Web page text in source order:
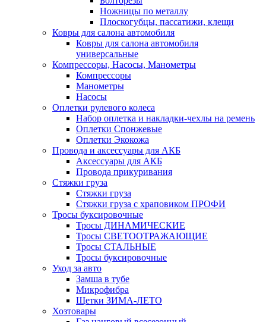
Ножницы по металлу
Плоскогубцы, пассатижи, клещи
Ковры для салона автомобиля
Ковры для салона автомобиля
универсальные
Компрессоры, Насосы, Манометры
Компрессоры
Манометры
Насосы
Оплетки рулевого колеса
Набор оплетка и накладки-чехлы на ремень
Оплетки Спонжевые
Оплетки Экокожа
Провода и аксессуары для АКБ
Аксессуары для АКБ
Провода прикуривания
Стяжки груза
Стяжки груза
Стяжки груза с храповиком ПРОФИ
Тросы буксировочные
Тросы ДИНАМИЧЕСКИЕ
Тросы СВЕТООТРАЖАЮЩИЕ
Тросы СТАЛЬНЫЕ
Тросы буксировочные
Уход за авто
Замша в тубе
Микрофибра
Щетки ЗИМА-ЛЕТО
Хозтовары